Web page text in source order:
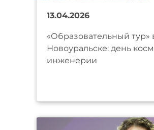
13.04.2026
«Образовательный тур»
Новоуральске: день
инженерии